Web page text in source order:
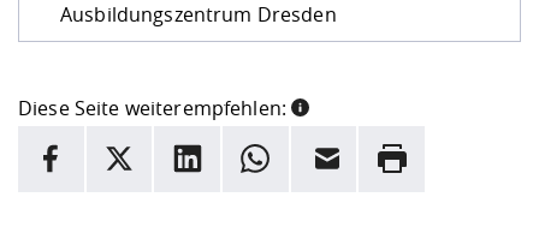
Ausbildungszentrum Dresden
Diese Seite weiterempfehlen:
INFORMATION
Facebook
X LinkedInWhatsappE-Mail Drucken